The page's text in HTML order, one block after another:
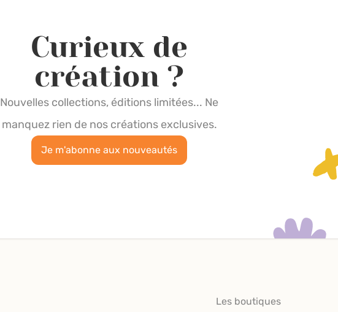
Curieux de
création ?
Nouvelles collections, éditions limitées... Ne
manquez rien de nos créations exclusives.
Je m'abonne aux nouveautés
Les boutiques